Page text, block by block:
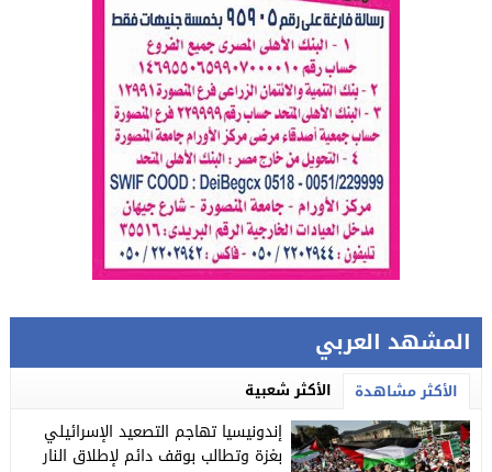
المشهد العربي
الأكثر مشاهدة الأكثر شعبية
إندونيسيا تهاجم التصعيد الإسرائيلي
بغزة وتطالب بوقف دائم لإطلاق النار